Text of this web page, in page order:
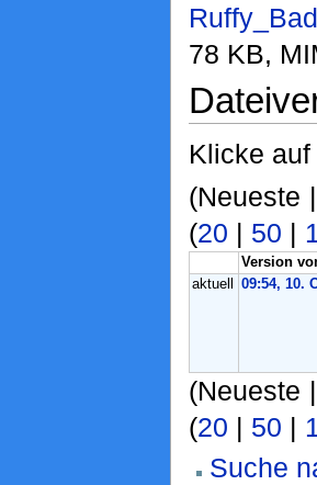
78 KB,
Klicke
(Neueste
(20 | 50 |
Version
aktuell
09:54, 10.
(Neueste
(20 | 50 |
Suche